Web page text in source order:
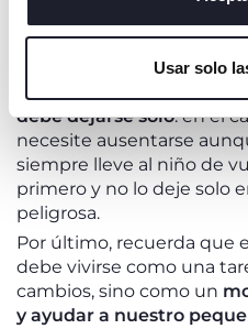
cerrar este banner, usted
servicio solicitado.Usar solo
También es mejor
después de la
regurgitaciones o
debe estar siempre bajo
debe dejarse solo: en el
necesite ausentarse
siempre lleve al niño de
primero y no lo deje solo
peligrosa.
Por último, recuerda que
debe vivirse como una
cambios, sino como un
y ayudar a nuestro